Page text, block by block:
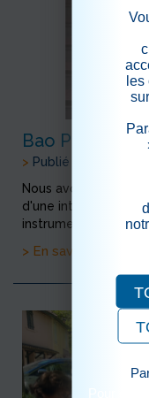
Bao Pao
> Publié le 14/09/
Nous avons le
d'une intervention
instruments de
> En savoir plus
les